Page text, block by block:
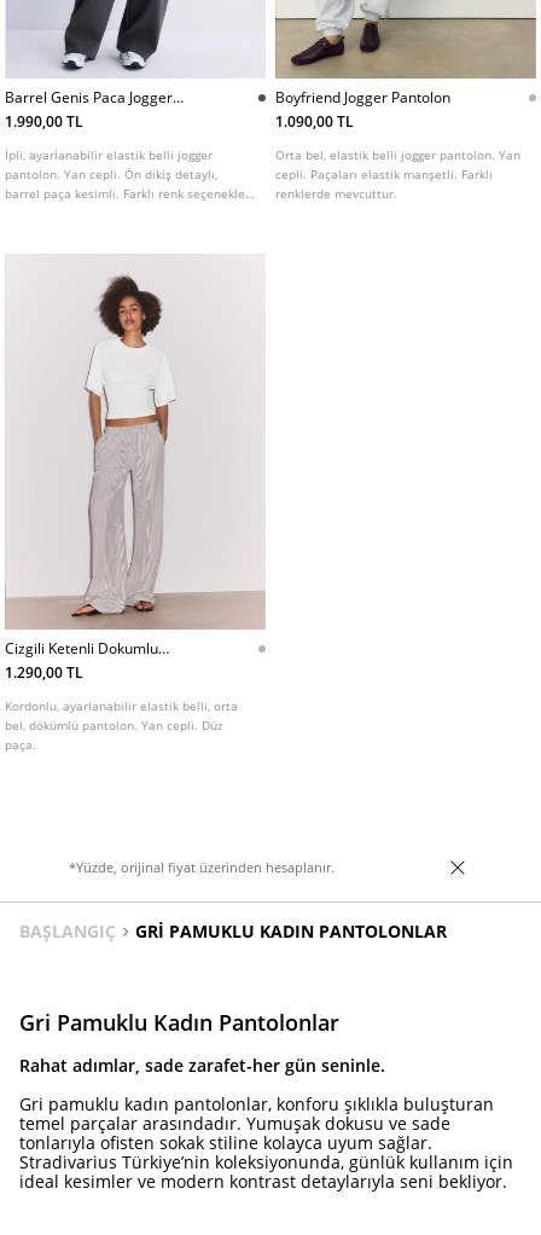
Barrel Genis Paca Jogger
Pantolon
1.990,00 TL
İpli, ayarlanabilir elastik belli jogger
pantolon. Yan cepli. Ön dikiş detaylı,
barrel paça kesimli. Farklı renk seçenekleri
Boyfriend Jogger Pantolon
1.090,00 TL
Orta bel, elastik belli jogger pantolon. Yan
cepli. Paçaları elastik manşetli. Farklı
renklerde mevcuttur.
Cizgili Ketenli Dokumlu
Pantolon
1.290,00 TL
Kordonlu, ayarlanabilir elastik belli, orta
bel, dökümlü pantolon. Yan cepli. Düz
paça.
*Yüzde, orijinal fiyat üzerinden hesaplanır.
BAŞLANGIÇ GRI PAMUKLU KADIN PANTOLONLAR
Gri Pamuklu Kadın Pantolonlar
Rahat adımlar, sade zarafet-her gün seninle.
Gri pamuklu kadın pantolonlar, konforu şıklıkla buluşturan
temel parçalar arasındadır. Yumuşak dokusu ve sade
tonlarıyla ofisten sokak stiline kolayca uyum sağlar.
Stradivarius Türkiye’nin koleksiyonunda, günlük kullanım için
ideal kesimler ve modern kontrast detaylarıyla seni bekliyor.